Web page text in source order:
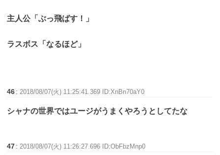
主人公「ぶっ飛ばす！」
ラスボス「なるほど」
46 :2018/08/07(火) 11:25:41.369 ID:XnBn70aY0
シャナの世界ではユージがうまくやろうとしてたな
47 :2018/08/07(火) 11:26:27.696 ID:ObFbzMnp0